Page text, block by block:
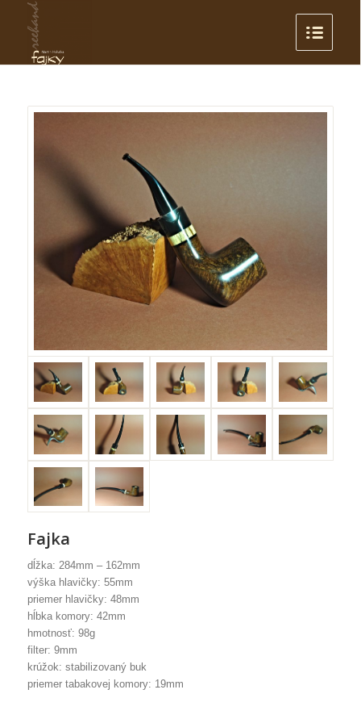
Fajka
dĺžka: 284mm – 162mm
výška hlavičky: 55mm
priemer hlavičky: 48mm
hĺbka komory: 42mm
hmotnosť: 98g
filter: 9mm
krúžok: stabilizovaný buk
priemer tabakovej komory: 19mm